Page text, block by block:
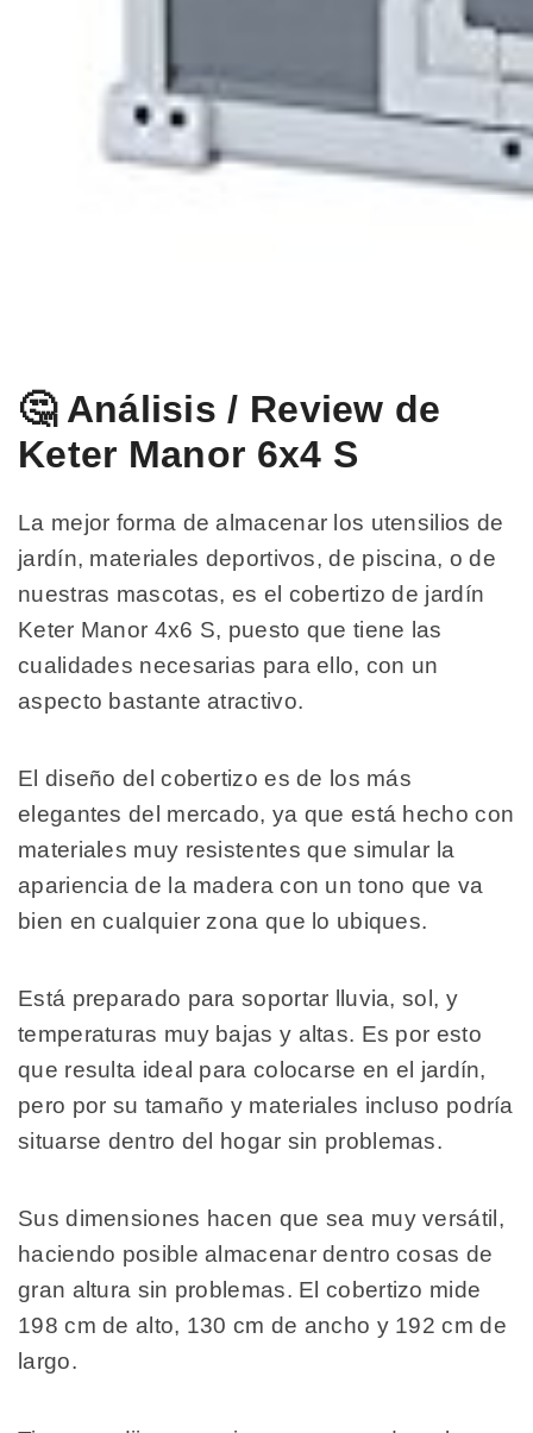
🤔 Análisis / Review de
Keter Manor 6x4 S
La mejor forma de almacenar los utensilios de
jardín, materiales deportivos, de piscina, o de
nuestras mascotas, es el cobertizo de jardín
Keter Manor 4x6 S, puesto que tiene las
cualidades necesarias para ello, con un
aspecto bastante atractivo.
El diseño del cobertizo es de los más
elegantes del mercado, ya que está hecho con
materiales muy resistentes que simular la
apariencia de la madera con un tono que va
bien en cualquier zona que lo ubiques.
Está preparado para soportar lluvia, sol, y
temperaturas muy bajas y altas. Es por esto
que resulta ideal para colocarse en el jardín,
pero por su tamaño y materiales incluso podría
situarse dentro del hogar sin problemas.
Sus dimensiones hacen que sea muy versátil,
haciendo posible almacenar dentro cosas de
gran altura sin problemas. El cobertizo mide
198 cm de alto, 130 cm de ancho y 192 cm de
largo.